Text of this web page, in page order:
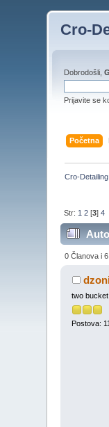
Cro-
Dobrodošli,
Prijavite se
Početna
Cro-Detailing
Str: 1 2 [3]4
0 Članova i
two
Postova: